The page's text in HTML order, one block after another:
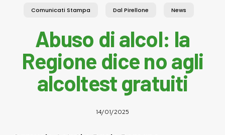
Comunicati Stampa Dal Pirellone News
Abuso di alcol: la
Regione dice no agli
alcoltest gratuiti
14/01/2025